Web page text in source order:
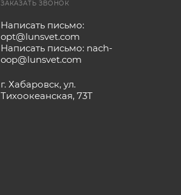
ЗАКАЗАТЬ ЗВОНОК
Написать письмо:
opt@lunsvet.com
Написать письмо: nach-
oop@lunsvet.com
г. Хабаровск, ул.
Тихоокеанская, 73Т